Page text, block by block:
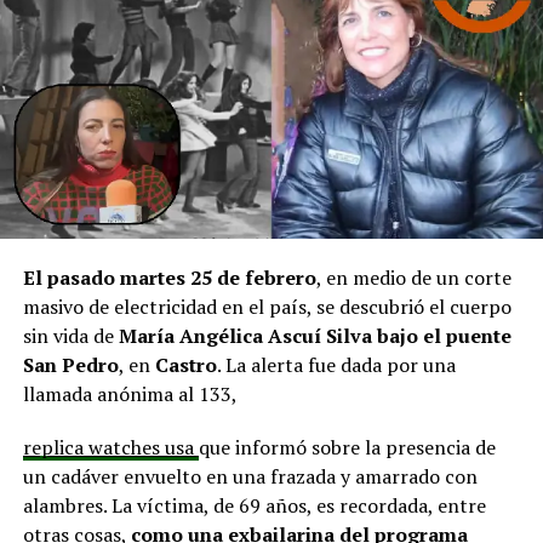
en línea con una disminución de los montos disponibles,
agregando que en su comuna tienen iniciativas
aprobadas que aún esperan financiamiento, como la
infraestructura del Club Deportivo Bernardo O’Higgins
y el cierre perimetral del Club Deportivo Aucar, obras
fundamentales para el desarrollo comunitario.
El alcalde de Quemchi, Javier Ugarte, expresó una
situación similar, señalando que en su comuna tienen
proyectos elegibles tanto en PMU como en PMB, pero
que hasta la fecha no han recibido respuesta clara sobre
si se entregarán los recursos. “Preocupa esta situación,
estos son proyectos que vienen trabajándose desde
hace tiempo y que hoy están en riesgo por la falta de
En la comuna deCuraco de Vélez, la alcaldesa Javiera
Yáñezindicó que históricamente la Subdere ha apoyado
a los municipios en diversos proyectos y que confía en
El pasado martes 25 de febrero, en medio de un corte
masivo de electricidad en el país, se descubrió el cuerpo
sin vida deMaría Angélica Ascuí Silvabajo el puente
San Pedro, en Castro. La alerta fue dada por una
llamada anónima al 133,
replica watches usa que informó sobre la presencia de
un cadáver envuelto en una frazada y amarrado con
alambres. La víctima, de 69 años, es recordada, entre
otras cosas, como una exbailarina del programa